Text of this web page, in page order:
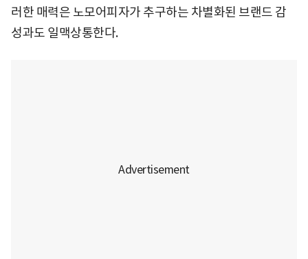
러한 매력은 노모어피자가 추구하는 차별화된 브랜드 감
성과도 일맥상통한다.